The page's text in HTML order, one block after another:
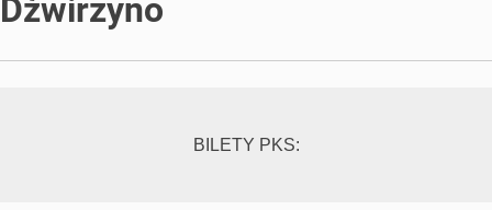
Dźwirzyno
BILETY PKS: